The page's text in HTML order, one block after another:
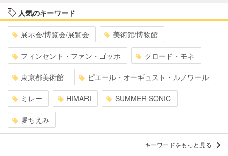
人気のキーワード
展示会/博覧会/展覧会 美術館/博物館
フィンセント・ファン・ゴッホ クロード・モネ
東京都美術館 ピエール・オーギュスト・ルノワール
ミレー HIMARI SUMMER SONIC
堀ちえみ
キーワードをもっと見る